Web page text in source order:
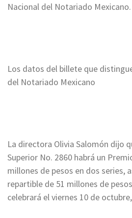
Nacional del Notariado Mexicano.
Los datos del billete que
del Notariado Mexicano
La directora Olivia Salomón dijo
Superior No. 2860 habrá un
millones de pesos en dos series,
repartible de 51 millones de
celebrará el viernes 10 de